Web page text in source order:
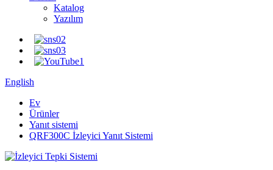
Katalog
Yazılım
English
Ev
Ürünler
Yanıt sistemi
QRF300C İzleyici Yanıt Sistemi